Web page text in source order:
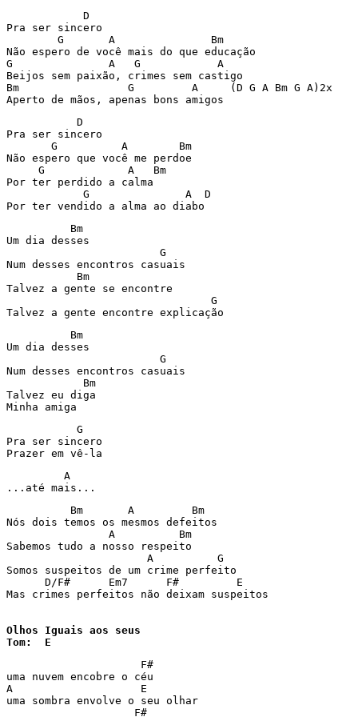
            D
Pra ser sincero
        G       A               Bm
Não espero de você mais do que educação
G               A   G            A
Beijos sem paixão, crimes sem castigo
Bm                 G         A     (D G A Bm G A)2x
Aperto de mãos, apenas bons amigos
           D
Pra ser sincero
       G          A        Bm
Não espero que você me perdoe
     G             A   Bm
Por ter perdido a calma
            G               A  D
Por ter vendido a alma ao diabo
          Bm
Um dia desses
                        G
Num desses encontros casuais
           Bm
Talvez a gente se encontre
                                G
Talvez a gente encontre explicação
          Bm
Um dia desses
                        G
Num desses encontros casuais
            Bm
Talvez eu diga
Minha amiga
           G
Pra ser sincero
Prazer em vê-la
         A
...até mais...
          Bm       A         Bm
Nós dois temos os mesmos defeitos
                A          Bm
Sabemos tudo a nosso respeito
                      A          G
Somos suspeitos de um crime perfeito
      D/F#      Em7      F#         E
Mas crimes perfeitos não deixam suspeitos
Olhos Iguais aos seus
Tom:  E
                     F#
uma nuvem encobre o céu
A                    E
uma sombra envolve o seu olhar
                    F#